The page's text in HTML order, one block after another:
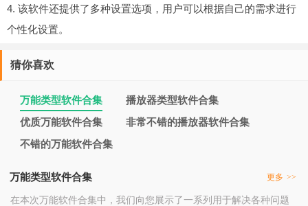
4. 该软件还提供了多种设置选项，用户可以根据自己的需求进行
个性化设置。
猜你喜欢
万能类型软件合集
播放器类型软件合集
优质万能软件合集
非常不错的播放器软件合集
不错的万能软件合集
万能类型软件合集 更多 >>
在本次万能软件合集中，我们向您展示了一系列用于解决各种问题